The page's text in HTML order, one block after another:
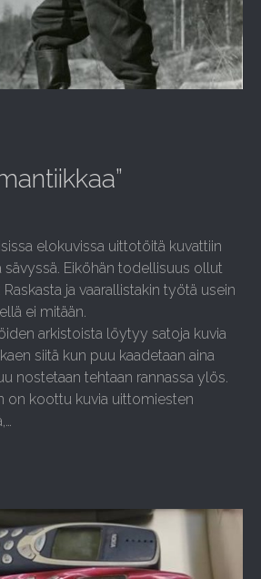
elokuvissa uittotöitä kuvattiin
Eiköhän todellisuus ollut
ja vaarallistakin työtä usein
ei mitään.
arkistoista löytyy satoja kuvia
siitä kun puu kaadetaan aina
nostetaan tehtaan rannassa ylös.
on koottu kuvia uittomiesten